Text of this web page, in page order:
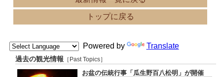
トップに戻る
Powered by Translate
過去の観光情報 ［Past Topics］
お盆の伝統行事「瓜生野百八松明」が開催